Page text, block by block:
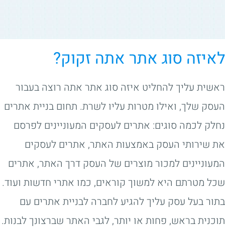
לאיזה סוג אתר אתה זקוק?
ראשית עליך להחליט איזה סוג אתר אתה רוצה בעבור
העסק שלך, ואילו מטרות עליו לשרת. תחום בניית אתרים
נחלק לכמה סוגים: אתרים לעסקים המעוניינים לפרסם
את שירותי העסק באמצעות האתר, אתרים לעסקים
המעוניינים למכור מוצרים של העסק דרך האתר, אתרים
שכל מטרתם היא למשוך קוראים, כמו אתרי חדשות ועוד.
בתור בעל עסק עליך להגיע לחברה לבניית אתרים עם
תוכנית בראש, פחות או יותר, לגבי האתר שברצונך לבנות.